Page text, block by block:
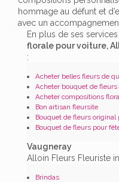
hommage au défunt et
avec un
En plus de ses services
florale pour voiture,
:
Acheter belles fleurs de
Acheter bouquet de
Acheter compositions
Bon artisan fleursite
Bouquet de fleurs original
Bouquet de fleurs pour
Vaugneray
Alloin Fleurs Fleuriste
Brindas